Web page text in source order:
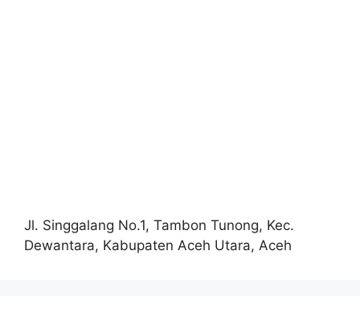
Jl. Singgalang No.1, Tambon Tunong, Kec.
Dewantara, Kabupaten Aceh Utara, Aceh